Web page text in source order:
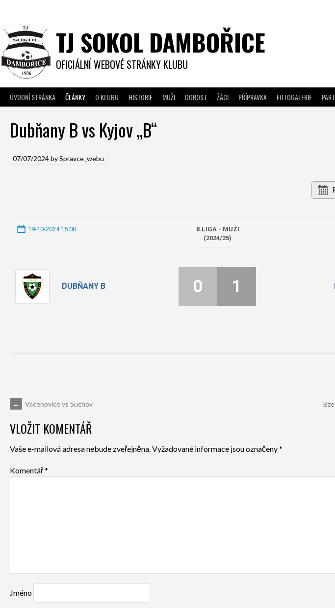
content
TJ SOKOL DAMBOŘICE
OFICIÁLNÍ WEBOVÉ STRÁNKY KLUBU
ÚVODNÍ STRÁNKA ČLÁNKY O KLUBU HISTORIE MUŽI DOROST ŽÁCI PŘÍPRAVKA FOTOGALERIE
Dubňany B vs Kyjov „B“
07/07/2024bySpravce_webu
19-10-2024 15:00
8.LIGA - MUŽI
(2024/25)
DUBŇANY B 0 1
POST
NAVIGATION
← Vacenovice vs Suchov
VLOŽIT KOMENTÁŘ
Vaše e-mailová adresa nebude zveřejněna.Vyžadované informace jsou označeny*
Komentář*
Jméno